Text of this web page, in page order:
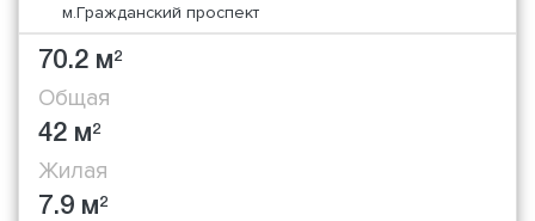
м.Гражданский проспект
70.2 м2
Общая
42 м2
Жилая
7.9 м2